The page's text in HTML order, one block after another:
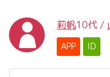
莉帆10代 /
APP ID